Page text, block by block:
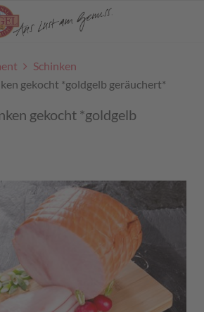
Schinken
gekocht *goldgelb geräuchert*
gekocht *goldgelb